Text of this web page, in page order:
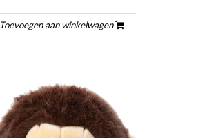
Toevoegen aan winkelwagen